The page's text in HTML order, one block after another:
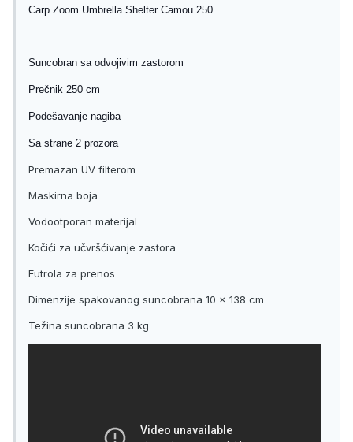
Carp Zoom Umbrella Shelter Camou 250
Suncobran sa odvojivim zastorom
Prečnik 250 cm
Podešavanje nagiba
Sa strane 2 prozora
Premazan UV filterom
Maskirna boja
Vodootporan materijal
Kočići za učvršćivanje zastora
Futrola za prenos
Dimenzije spakovanog suncobrana 10 x 138 cm
Težina suncobrana 3 kg